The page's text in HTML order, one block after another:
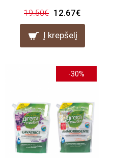
19.50€ 12.67€
Į krepšelį
-30%